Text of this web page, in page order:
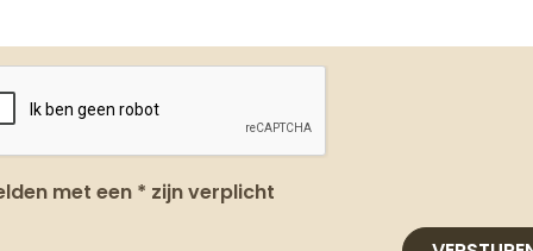
met een * zijn verplicht